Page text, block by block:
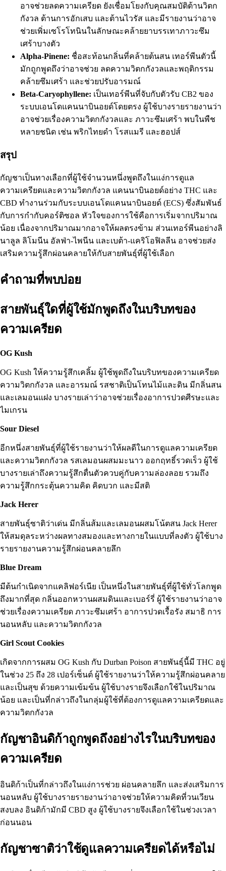
อาจช่วยลดความเครียด ยังเชื่อมโยงกับคุณสมบัติต้านวิตก
กังวล ต้านการอักเสบ และต้านไวรัส และมีรายงานว่าอาจ
ช่วยเพิ่มเซโรโทนินในลักษณะคล้ายยาบรรเทาภาวะซึม
เศร้าบางตัว
Alpha-Pinene: ชื่อสะท้อนกลิ่นที่คล้ายต้นสน เทอร์พีนตัวนี้
มักถูกพูดถึงว่าอาจช่วย ลดความวิตกกังวลและพฤติกรรม
คล้ายซึมเศร้า และช่วยปรับอารมณ์
Beta-Caryophyllene: เป็นเทอร์พีนที่จับกับตัวรับ CB2 ของ
ระบบเอนโดแคนนาบินอยด์โดยตรง ผู้ใช้บางรายรายงานว่า
อาจช่วยเรื่องความวิตกกังวลและ ภาวะซึมเศร้า พบในพืช
หลายชนิด เช่น พริกไทยดำ โรสแมรี และฮอปส์
สรุป
กัญชาเป็นทางเลือกที่ผู้ใช้จำนวนหนึ่งพูดถึงในแง่การดูแล
ความเครียดและความวิตกกังวล แคนนาบินอยด์อย่าง THC และ
CBD ทำงานร่วมกับระบบเอนโดแคนนาบินอยด์ (ECS) ซึ่งสัมพันธ์
กับการกำกับคอร์ติซอล หัวใจของการใช้คือการเริ่มจากปริมาณ
น้อย เนื่องจากปริมาณมากอาจให้ผลตรงข้าม ส่วนเทอร์พีนอย่างลิ
นาลูล ลิโมนีน อัลฟ่า-ไพนีน และเบต้า-แคริโอฟิลลีน อาจช่วยส่ง
เสริมความรู้สึกผ่อนคลายให้กับสายพันธุ์ที่ผู้ใช้เลือก
คำถามที่พบบ่อย
สายพันธุ์ใดที่ผู้ใช้มักพูดถึงในบริบทของ
ความเครียด
OG Kush
OG Kush ให้ความรู้สึกเคลิ้ม ผู้ใช้พูดถึงในบริบทของความเครียด
ความวิตกกังวล และอารมณ์ รสชาติเป็นโทนไม้และดิน มีกลิ่นสน
และเลมอนแฝง บางรายเล่าว่าอาจช่วยเรื่องอาการปวดศีรษะและ
ไมเกรน
Sour Diesel
อีกหนึ่งสายพันธุ์ที่ผู้ใช้รายงานว่าให้ผลดีในการดูแลความเครียด
และความวิตกกังวล รสเลมอนผสมมะนาว ออกฤทธิ์รวดเร็ว ผู้ใช้
บางรายเล่าถึงความรู้สึกตื่นตัวควบคู่กับความล่องลอย รวมถึง
ความรู้สึกกระตุ้นความคิด คิดบวก และมีสติ
Jack Herer
สายพันธุ์ซาติว่าเด่น มีกลิ่นส้มและเลมอนผสมโน้ตสน Jack Herer
ให้สมดุลระหว่างผลทางสมองและทางกายในแบบที่ลงตัว ผู้ใช้บาง
รายรายงานความรู้สึกผ่อนคลายลึก
Blue Dream
มีต้นกำเนิดจากแคลิฟอร์เนีย เป็นหนึ่งในสายพันธุ์ที่ผู้ใช้ทั่วโลกพูด
ถึงมากที่สุด กลิ่นออกหวานผสมดินและเบอร์รี่ ผู้ใช้รายงานว่าอาจ
ช่วยเรื่องความเครียด ภาวะซึมเศร้า อาการปวดเรื้อรัง สมาธิ การ
นอนหลับ และความวิตกกังวล
Girl Scout Cookies
เกิดจากการผสม OG Kush กับ Durban Poison สายพันธุ์นี้มี THC อยู่
ในช่วง 25 ถึง 28 เปอร์เซ็นต์ ผู้ใช้รายงานว่าให้ความรู้สึกผ่อนคลาย
และเป็นสุข ด้วยความเข้มข้น ผู้ใช้บางรายจึงเลือกใช้ในปริมาณ
น้อย และเป็นที่กล่าวถึงในกลุ่มผู้ใช้ที่ต้องการดูแลความเครียดและ
ความวิตกกังวล
กัญชาอินดิก้าถูกพูดถึงอย่างไรในบริบทของ
ความเครียด
อินดิก้าเป็นที่กล่าวถึงในแง่การช่วย ผ่อนคลายลึก และส่งเสริมการ
นอนหลับ ผู้ใช้บางรายรายงานว่าอาจช่วยให้ความคิดที่วนเวียน
สงบลง อินดิก้ามักมี CBD สูง ผู้ใช้บางรายจึงเลือกใช้ในช่วงเวลา
ก่อนนอน
กัญชาซาติว่าใช้ดูแลความเครียดได้หรือไม่